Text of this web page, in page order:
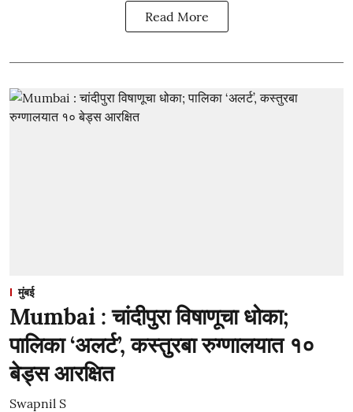
Read More
मुंबई
Mumbai : चांदीपुरा विषाणूचा धोका;
पालिका ‘अलर्ट’, कस्तुरबा रुग्णालयात १०
बेड्स आरक्षित
Swapnil S